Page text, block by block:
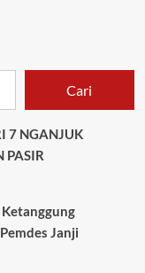
Cari
7 NGANJUK
PASIR
Janji